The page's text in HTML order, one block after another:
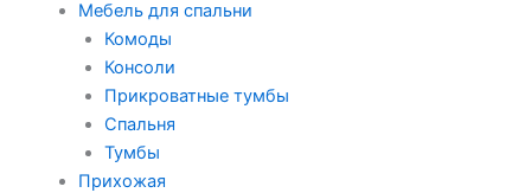
Мебель для спальни
Комоды
Консоли
Прикроватные тумбы
Спальня
Тумбы
Прихожая